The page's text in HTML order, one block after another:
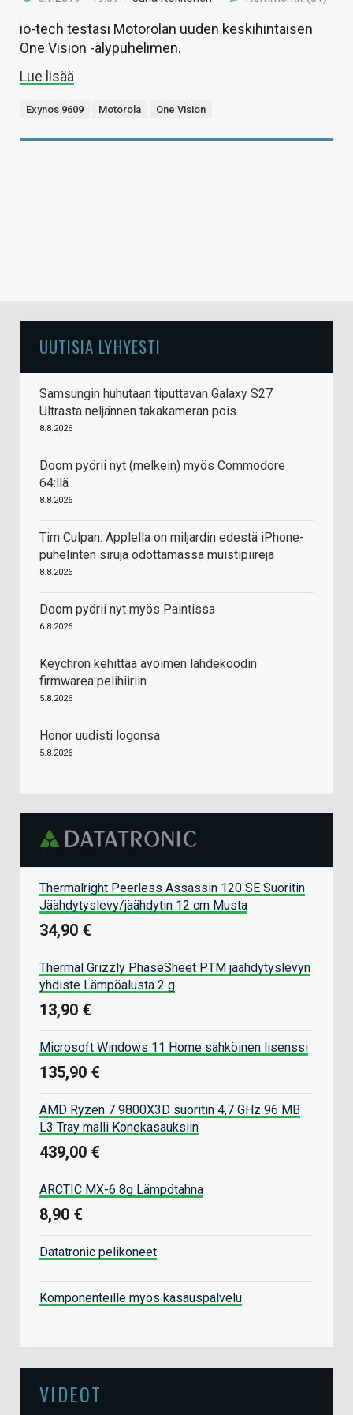
io-tech testasi Motorolan uuden keskihintaisen
One Vision -älypuhelimen.
Lue lisää
Exynos 9609 Motorola One Vision
UUTISIA LYHYESTI
Samsungin huhutaan tiputtavan Galaxy S27
Ultrasta neljännen takakameran pois
8.8.2026
Doom pyörii nyt (melkein) myös Commodore
64:llä
8.8.2026
Tim Culpan: Applella on miljardin edestä iPhone-
puhelinten siruja odottamassa muistipiirejä
8.8.2026
Doom pyörii nyt myös Paintissa
6.8.2026
Keychron kehittää avoimen lähdekoodin
firmwarea pelihiiriin
5.8.2026
Honor uudisti logonsa
5.8.2026
Thermalright Peerless Assassin 120 SE Suoritin
Jäähdytyslevy/jäähdytin 12 cm Musta
34,90 €
Thermal Grizzly PhaseSheet PTM jäähdytyslevyn
yhdiste Lämpöalusta 2 g
13,90 €
Microsoft Windows 11 Home sähköinen lisenssi
135,90 €
AMD Ryzen 7 9800X3D suoritin 4,7 GHz 96 MB
L3 Tray malli Konekasauksiin
439,00 €
ARCTIC MX-6 8g Lämpötahna
8,90 €
Datatronic pelikoneet
Komponenteille myös kasauspalvelu
VIDEOT